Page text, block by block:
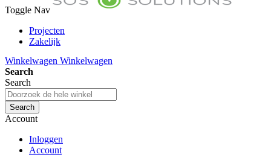
Toggle Nav
Projecten
Zakelijk
Toon prijzen Incl. BTW
Toon prijzen Excl. BTW
Winkelwagen Winkelwagen
Search
Search
Search
Account
Inloggen
Account